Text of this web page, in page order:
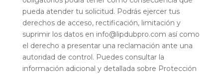
pueda atender tu solicitud. Podrás ejercer tus
derechos de acceso, rectificación, limitación y
suprimir los datos en info@lipdubpro.com así como
el derecho a presentar una reclamación ante una
autoridad de control. Puedes consultar la
información adicional y detallada sobre Protección